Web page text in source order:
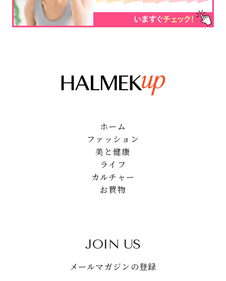
ホーム
ファッション
美と健康
ライフ
カルチャー
お買物
JOIN US
メールマガジンの登録